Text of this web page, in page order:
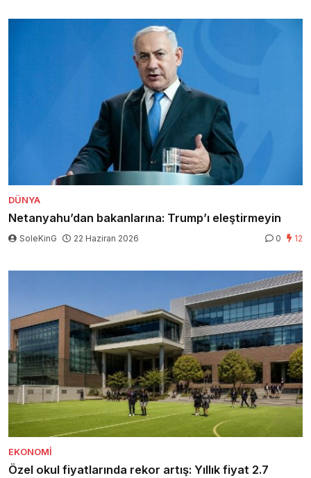
DÜNYA
Netanyahu’dan bakanlarına: Trump’ı eleştirmeyin
SoleKinG 22 Haziran 2026 0 12
EKONOMI
Özel okul fiyatlarında rekor artış: Yıllık fiyat 2.7